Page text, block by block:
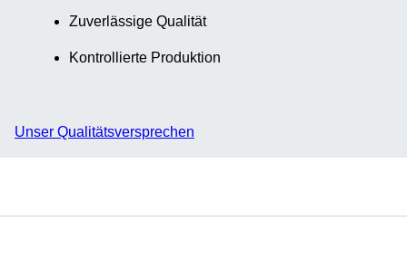
Zuverlässige Qualität
Kontrollierte Produktion
Unser Qualitätsversprechen